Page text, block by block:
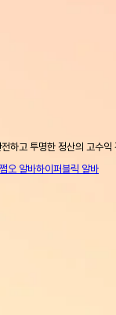
하고 투명한 정산의 고수
쩜오 알바하이퍼블릭 알바